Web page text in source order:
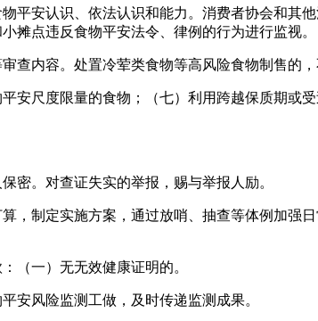
安认识、依法认识和能力。消费者协会和其
摊点违反食物平安法令、律例的行为进行监视。
内容。处置冷荤类食物等高风险食物制售的，
尺度限量的食物；（七）利用跨越保质期或
。对查证失实的举报，赐与举报人励。
制定实施方案，通过放哨、抽查等体例加强日
（一）无无效健康证明的。
风险监测工做，及时传递监测成果。